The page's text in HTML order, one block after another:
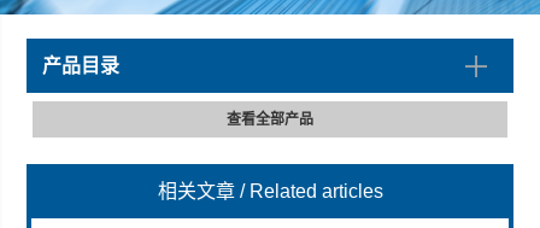
产品目录
查看全部产品
相关文章 / Related articles